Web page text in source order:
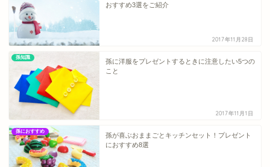
おすすめ3選をご紹介
2017年11月28日
孫知識
孫に洋服をプレゼントするときに注意したい5つの
こと
2017年11月1日
孫におすすめ
孫が喜ぶおままごとキッチンセット！プレゼント
におすすめ8選